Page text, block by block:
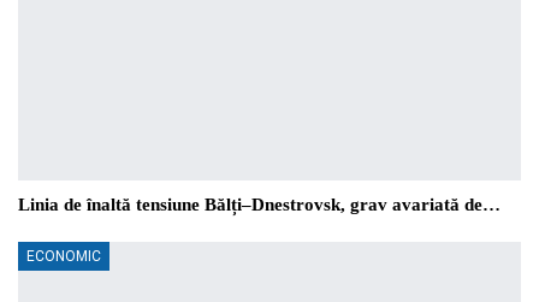
Linia de înaltă tensiune Bălți–Dnestrovsk, grav avariată de…
ECONOMIC